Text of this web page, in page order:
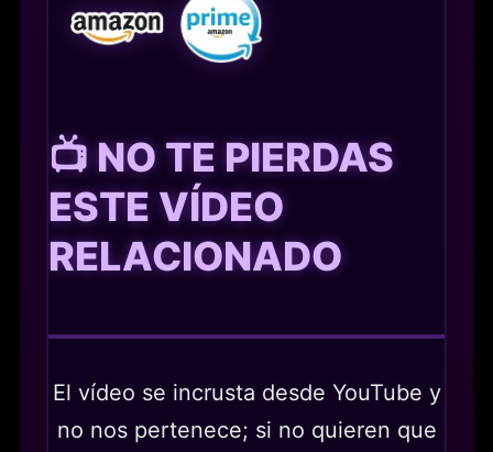
📺 NO TE PIERDAS
ESTE VÍDEO
RELACIONADO
El vídeo se incrusta desde YouTube y
no nos pertenece; si no quieren que